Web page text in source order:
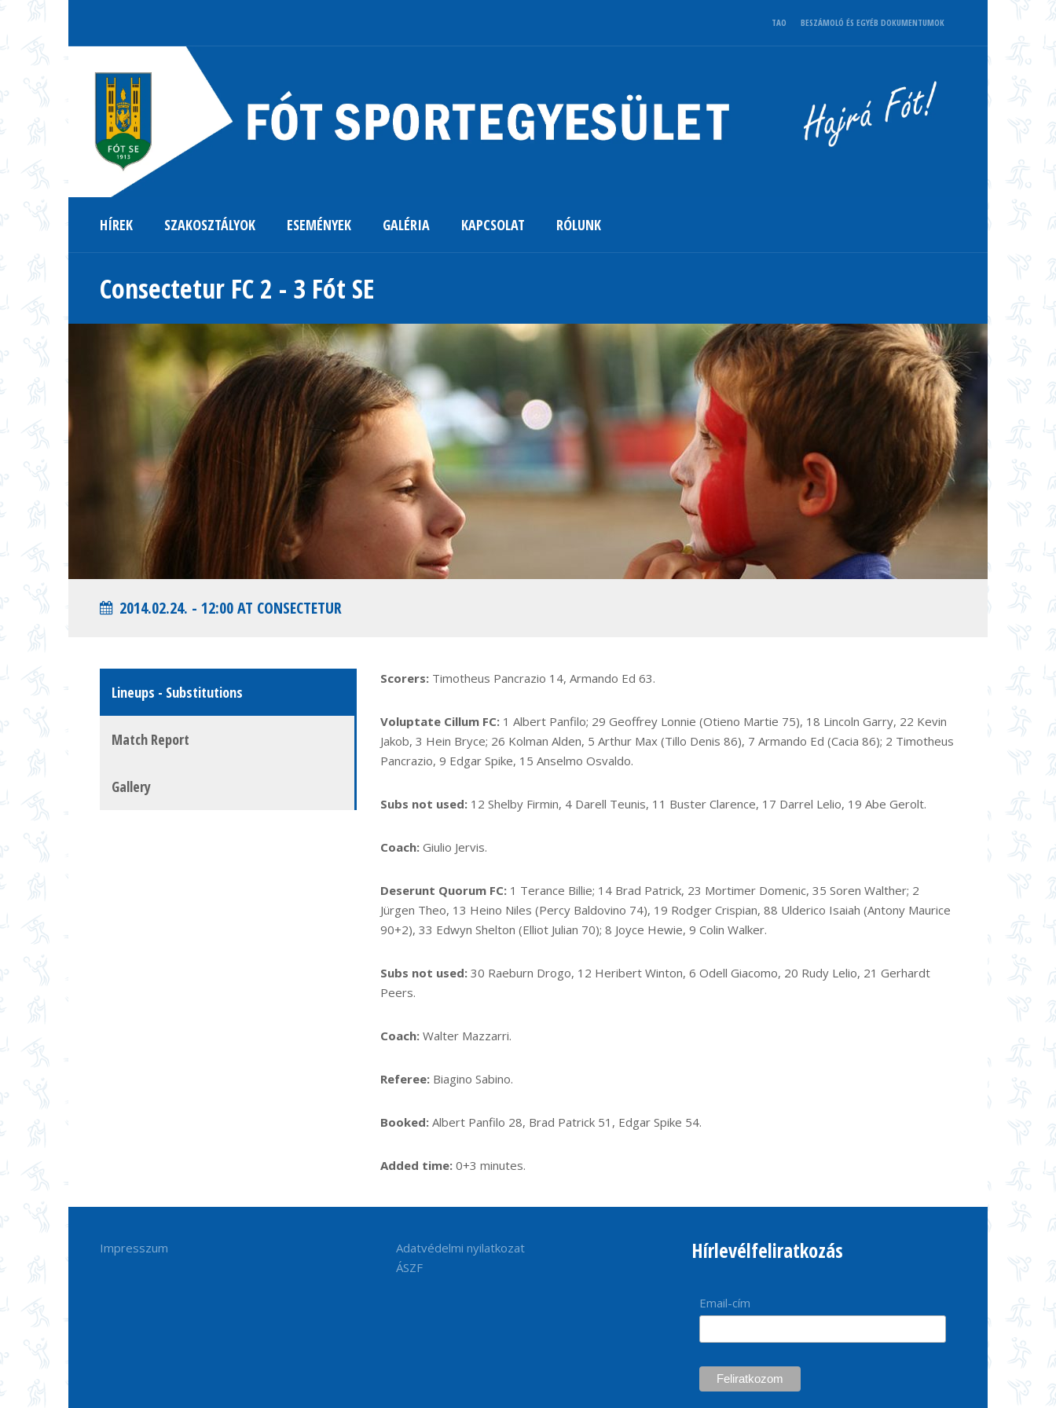
TAO BESZÁMOLÓ ÉS EGYÉB DOKUMENTUMOK
HÍREK SZAKOSZTÁLYOK ESEMÉNYEK GALÉRIA KAPCSOLAT RÓLUNK
Consectetur FC 2 - 3 Fót SE
2014.02.24. - 12:00 AT CONSECTETUR
Lineups - Substitutions
Match Report
Gallery
Scorers: Timotheus Pancrazio 14, Armando Ed 63.
Voluptate Cillum FC: 1 Albert Panfilo; 29 Geoffrey Lonnie (Otieno Martie 75), 18 Lincoln Garry, 22 Kevin
Jakob, 3 Hein Bryce; 26 Kolman Alden, 5 Arthur Max (Tillo Denis 86), 7 Armando Ed (Cacia 86); 2 Timotheus
Pancrazio, 9 Edgar Spike, 15 Anselmo Osvaldo.
Subs not used: 12 Shelby Firmin, 4 Darell Teunis, 11 Buster Clarence, 17 Darrel Lelio, 19 Abe Gerolt.
Coach: Giulio Jervis.
Deserunt Quorum FC: 1 Terance Billie; 14 Brad Patrick, 23 Mortimer Domenic, 35 Soren Walther; 2
Jürgen Theo, 13 Heino Niles (Percy Baldovino 74), 19 Rodger Crispian, 88 Ulderico Isaiah (Antony Maurice
90+2), 33 Edwyn Shelton (Elliot Julian 70); 8 Joyce Hewie, 9 Colin Walker.
Subs not used: 30 Raeburn Drogo, 12 Heribert Winton, 6 Odell Giacomo, 20 Rudy Lelio, 21 Gerhardt
Peers.
Coach: Walter Mazzarri.
Referee: Biagino Sabino.
Booked: Albert Panfilo 28, Brad Patrick 51, Edgar Spike 54.
Added time: 0+3 minutes.
Impresszum
Adatvédelmi nyilatkozat
ÁSZF
Hírlevélfeliratkozás
Email-cím